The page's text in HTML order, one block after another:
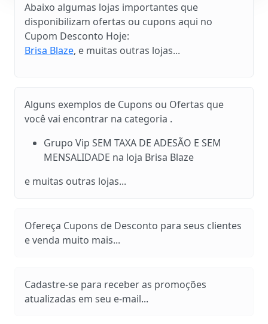
Abaixo algumas lojas importantes que
disponibilizam ofertas ou cupons aqui no
Cupom Desconto Hoje:
Brisa Blaze, e muitas outras lojas...
Alguns exemplos de Cupons ou Ofertas que
você vai encontrar na categoria .
Grupo Vip SEM TAXA DE ADESÃO E SEM
MENSALIDADE na loja Brisa Blaze
e muitas outras lojas...
Ofereça Cupons de Desconto para seus clientes
e venda muito mais...
Cadastre-se para receber as promoções
atualizadas em seu e-mail...